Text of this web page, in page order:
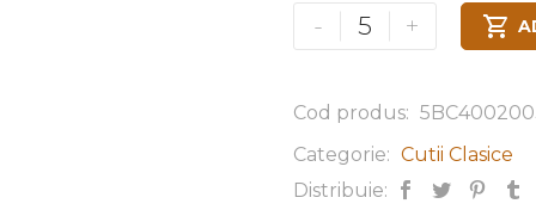
- + 
Cod produs:
Categorie: Cutii Clasice
Distribuie: